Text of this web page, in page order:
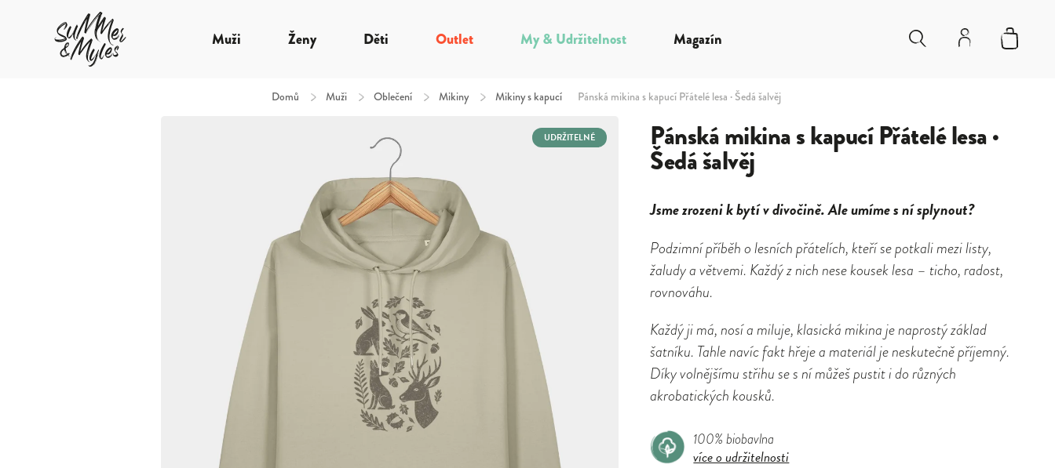
Muži Ženy Děti Outlet My & Udržitelnost Magazín
Domů / Muži / Oblečení / Mikiny / Mikiny s kapucí Pánská mikina s kapucí Přátelé lesa · Šedá šalvěj
UDRŽITELNÉ Pánská mikina s kapucí Přátelé lesa ·
Šedá šalvěj
Jsme zrozeni k bytí v divočině. Ale umíme s ní splynout?
Podzimní příběh o lesních přátelích, kteří se potkali mezi listy,
žaludy a větvemi. Každý z nich nese kousek lesa – ticho, radost,
rovnováhu.
Každý ji má, nosí a miluje, klasická mikina je naprostý základ
šatníku. Tahle navíc fakt hřeje a materiál je neskutečně příjemný.
Díky volnějšímu střihu se s ní můžeš pustit i do různých
akrobatických kousků.
100% biobavlna
více o udržitelnosti